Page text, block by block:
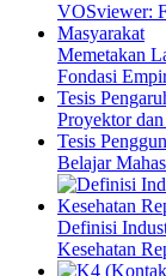
Memetakan
Fondasi
Tesis
Proyektor
Tesis
Belajar
Definisi
Kesehatan